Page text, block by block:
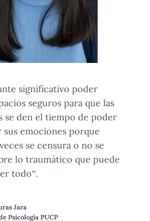
significativo poder
seguros para que las
se den el tiempo de poder
sus emociones porque
se censura o no se
lo traumático que puede
todo”.
Jara
Psicología PUCP